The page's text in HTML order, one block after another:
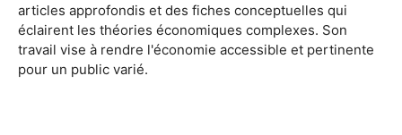
articles approfondis et des fiches conceptuelles qui
éclairent les théories économiques complexes. Son
travail vise à rendre l'économie accessible et pertinente
pour un public varié.